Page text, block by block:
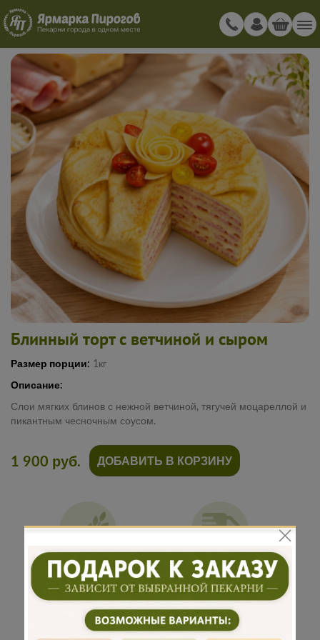
Блинный торт с ветчиной и сыром
Размер порции: 1кг
Описание:
Слои мягких блинов с нежной ветчиной, тягучей моцареллой и
пикантным чесночным соусом.
Традиционная
рецептура
Бережная
доставка
1 900 руб. ДОБАВИТЬ В КОРЗИНУ